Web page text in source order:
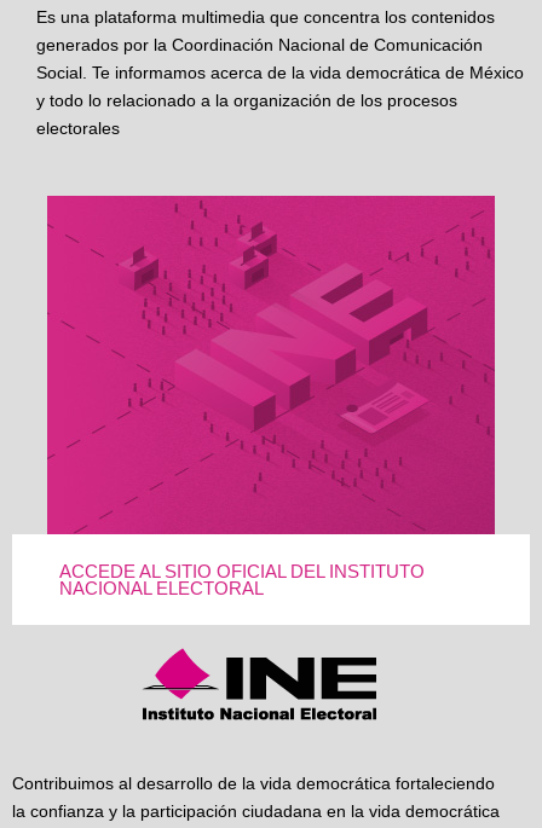
Es una plataforma multimedia que concentra los contenidos
generados por la Coordinación Nacional de Comunicación
Social. Te informamos acerca de la vida democrática de México
y todo lo relacionado a la organización de los procesos
electorales
ACCEDE AL SITIO OFICIAL DEL INSTITUTO
NACIONAL ELECTORAL
Contribuimos al desarrollo de la vida democrática fortaleciendo
la confianza y la participación ciudadana en la vida democrática